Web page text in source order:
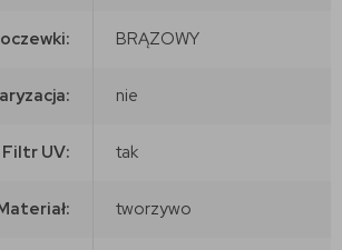
BRĄZOWY
nie
Filtr UV: tak
tworzywo